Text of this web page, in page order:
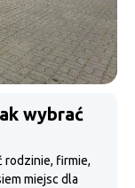
wybrać
rodzinie, firmie,
miejsc dla